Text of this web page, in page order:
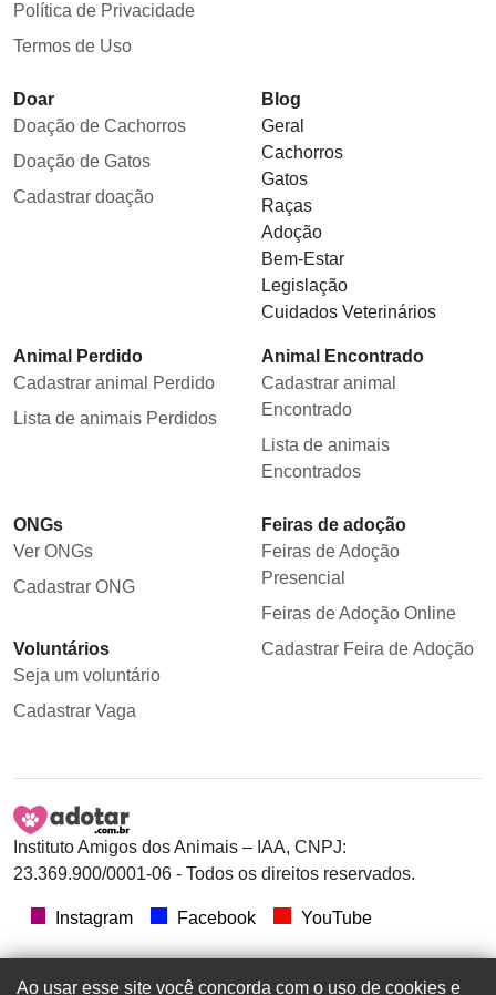
Política de Privacidade
Termos de Uso
Doar
Doação de Cachorros
Doação de Gatos
Cadastrar doação
Blog
Geral
Cachorros
Gatos
Raças
Adoção
Bem-Estar
Legislação
Cuidados Veterinários
Animal Perdido
Cadastrar animal Perdido
Lista de animais Perdidos
Animal Encontrado
Cadastrar animal
Encontrado
Lista de animais
Encontrados
ONGs
Ver ONGs
Cadastrar ONG
Voluntários
Seja um voluntário
Cadastrar Vaga
Feiras de adoção
Feiras de Adoção
Presencial
Feiras de Adoção Online
Cadastrar Feira de Adoção
Instituto Amigos dos Animais – IAA, CNPJ:
23.369.900/0001-06 - Todos os direitos reservados.
Instagram Facebook YouTube
Ao usar esse site você concorda com o uso de cookies e